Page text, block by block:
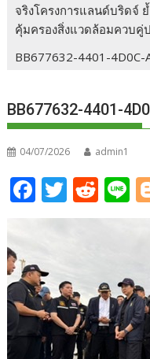
จริงโครงการแลนด์บริดจ์
คุ้มครองสิ่งแวดล้อมควบคู่
BB677632-4401-4D0C-
BB677632-4401-
04/07/2026 admin1
F
ac
b
o
o
k
T
w
R
e
t
Li
n